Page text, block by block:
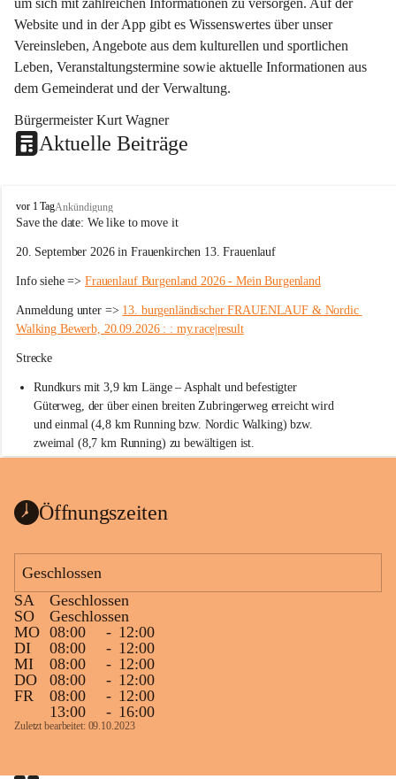
um sich mit zahlreichen Informationen zu versorgen. Auf der
Website und in der App gibt es Wissenswertes über unser
Vereinsleben, Angebote aus dem kulturellen und sportlichen
Leben, Veranstaltungstermine sowie aktuelle Informationen aus
dem Gemeinderat und der Verwaltung.
Bürgermeister Kurt Wagner
Aktuelle Beiträge
W
ö
t
r
b
e
r
g
vor 1 TagAnkündigung
Save the date: We like to move it
20. September 2026 in Frauenkirchen 13. Frauenlauf
Info siehe => Frauenlauf Burgenland 2026 - Mein Burgenland
Anmeldung unter => 13. burgenländischer FRAUENLAUF & Nordic
Walking Bewerb, 20.09.2026 : : my.race|result
Strecke
Rundkurs mit 3,9 km Länge – Asphalt und befestigter
Güterweg, der über einen breiten Zubringerweg erreicht wird
und einmal (4,8 km Running bzw. Nordic Walking) bzw.
zweimal (8,7 km Running) zu bewältigen ist.
Parkplatz auf der Rückseite der St. Martins Therme & Lodge
Zielgelände mit Verpflegungstruck
Ablauf
Samstag, 19.9.
13 bis 15 Uhr Startnummernausgabe, im Seminarraum der St.
Martins Therme & Lodge Frauenkirchen (vom Parkplatz hinter
der Therme zugänglich)
Sonntag, 20.9.
Öffnungszeiten
Geschlossen
SA
Geschlossen
SO
Geschlossen
MO 08:00 - 12:00
DI
08:00 - 12:00
MI
08:00 - 12:00
DO
08:00 - 12:00
FR
08:00 - 12:00
13:00
- 16:00
Zuletzt bearbeitet: 09.10.2023